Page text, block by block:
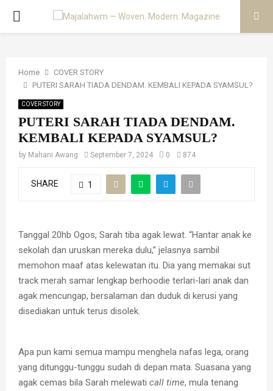
PRIMARY
Home
COVER STORY
PUTERI SARAH TIADA DENDAM. KEMBALI KEPADA SYAMSUL?
COVER STORY
PUTERI SARAH TIADA DENDAM.
KEMBALI KEPADA SYAMSUL?
by Mahani Awang September 7, 2024 0 874
SHARE 1
Tanggal 20hb Ogos, Sarah tiba agak lewat. “Hantar anak ke
sekolah dan uruskan mereka dulu,” jelasnya sambil
memohon maaf atas kelewatan itu. Dia yang memakai sut
track merah samar lengkap berhoodie terlari-lari anak dan
agak mencungap, bersalaman dan duduk di kerusi yang
disediakan untuk terus disolek.
Apa pun kami semua mampu menghela nafas lega, orang
yang ditunggu-tunggu sudah di depan mata. Suasana yang
agak cemas bila Sarah melewati call time, mula tenang